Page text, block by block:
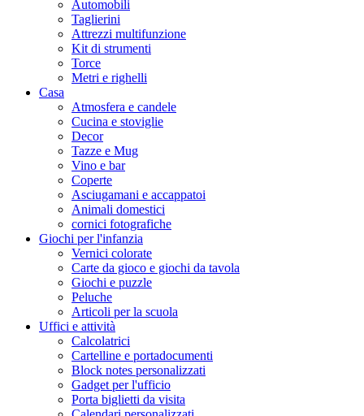
Automobili
Taglierini
Attrezzi multifunzione
Kit di strumenti
Torce
Metri e righelli
Casa
Atmosfera e candele
Cucina e stoviglie
Decor
Tazze e Mug
Vino e bar
Coperte
Asciugamani e accappatoi
Animali domestici
cornici fotografiche
Giochi per l'infanzia
Vernici colorate
Carte da gioco e giochi da tavola
Giochi e puzzle
Peluche
Articoli per la scuola
Uffici e attività
Calcolatrici
Cartelline e portadocumenti
Block notes personalizzati
Gadget per l'ufficio
Porta biglietti da visita